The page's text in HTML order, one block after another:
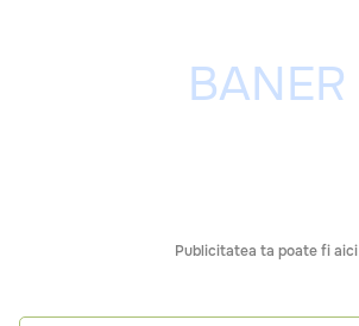
Publicitatea ta poate fi aici